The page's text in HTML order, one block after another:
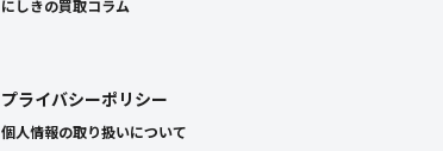
にしきの買取コラム
プライバシーポリシー
個人情報の取り扱いについて